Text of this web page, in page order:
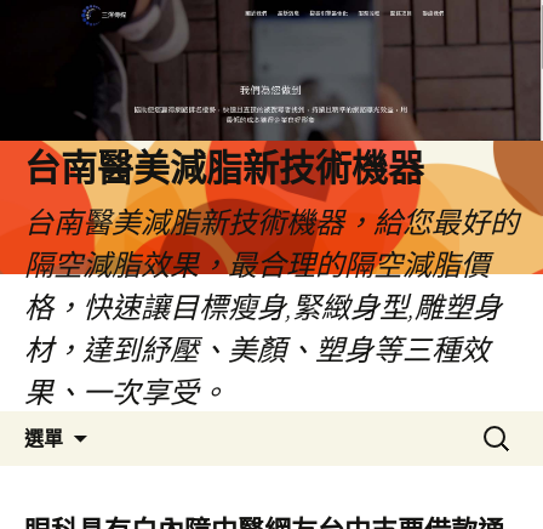
台南醫美減脂新技術機器
台南醫美減脂新技術機器，給您最好的
隔空減脂效果，最合理的隔空減脂價
格，快速讓目標瘦身,緊緻身型,雕塑身
材，達到紓壓、美顏、塑身等三種效
果、一次享受。
選單
容
搜
尋
鍵